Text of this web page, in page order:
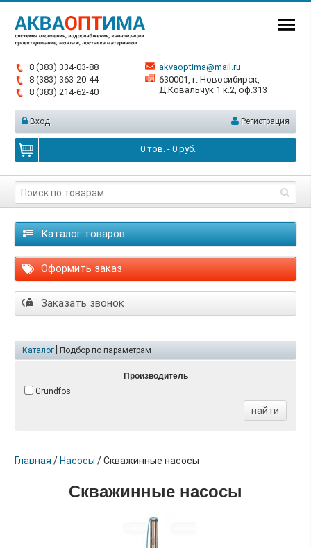
8 (383) 334-03-88
8 (383) 363-20-44
8 (383) 214-62-40
akvaoptima@mail.ru
630001, г. Новосибирск,
Д.Ковальчук 1 к.2, оф.313
Вход Регистрация
0тов. - 0руб.
Каталог товаров
Оформить заказ
Заказать звонок
Каталог Подбор по параметрам
Производитель
Grundfos
найти
Главная / Насосы /Скважинные насосы
Скважинные насосы